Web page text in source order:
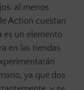
al menos
Action cuestan
es un elemento
en las tiendas
ya que dos